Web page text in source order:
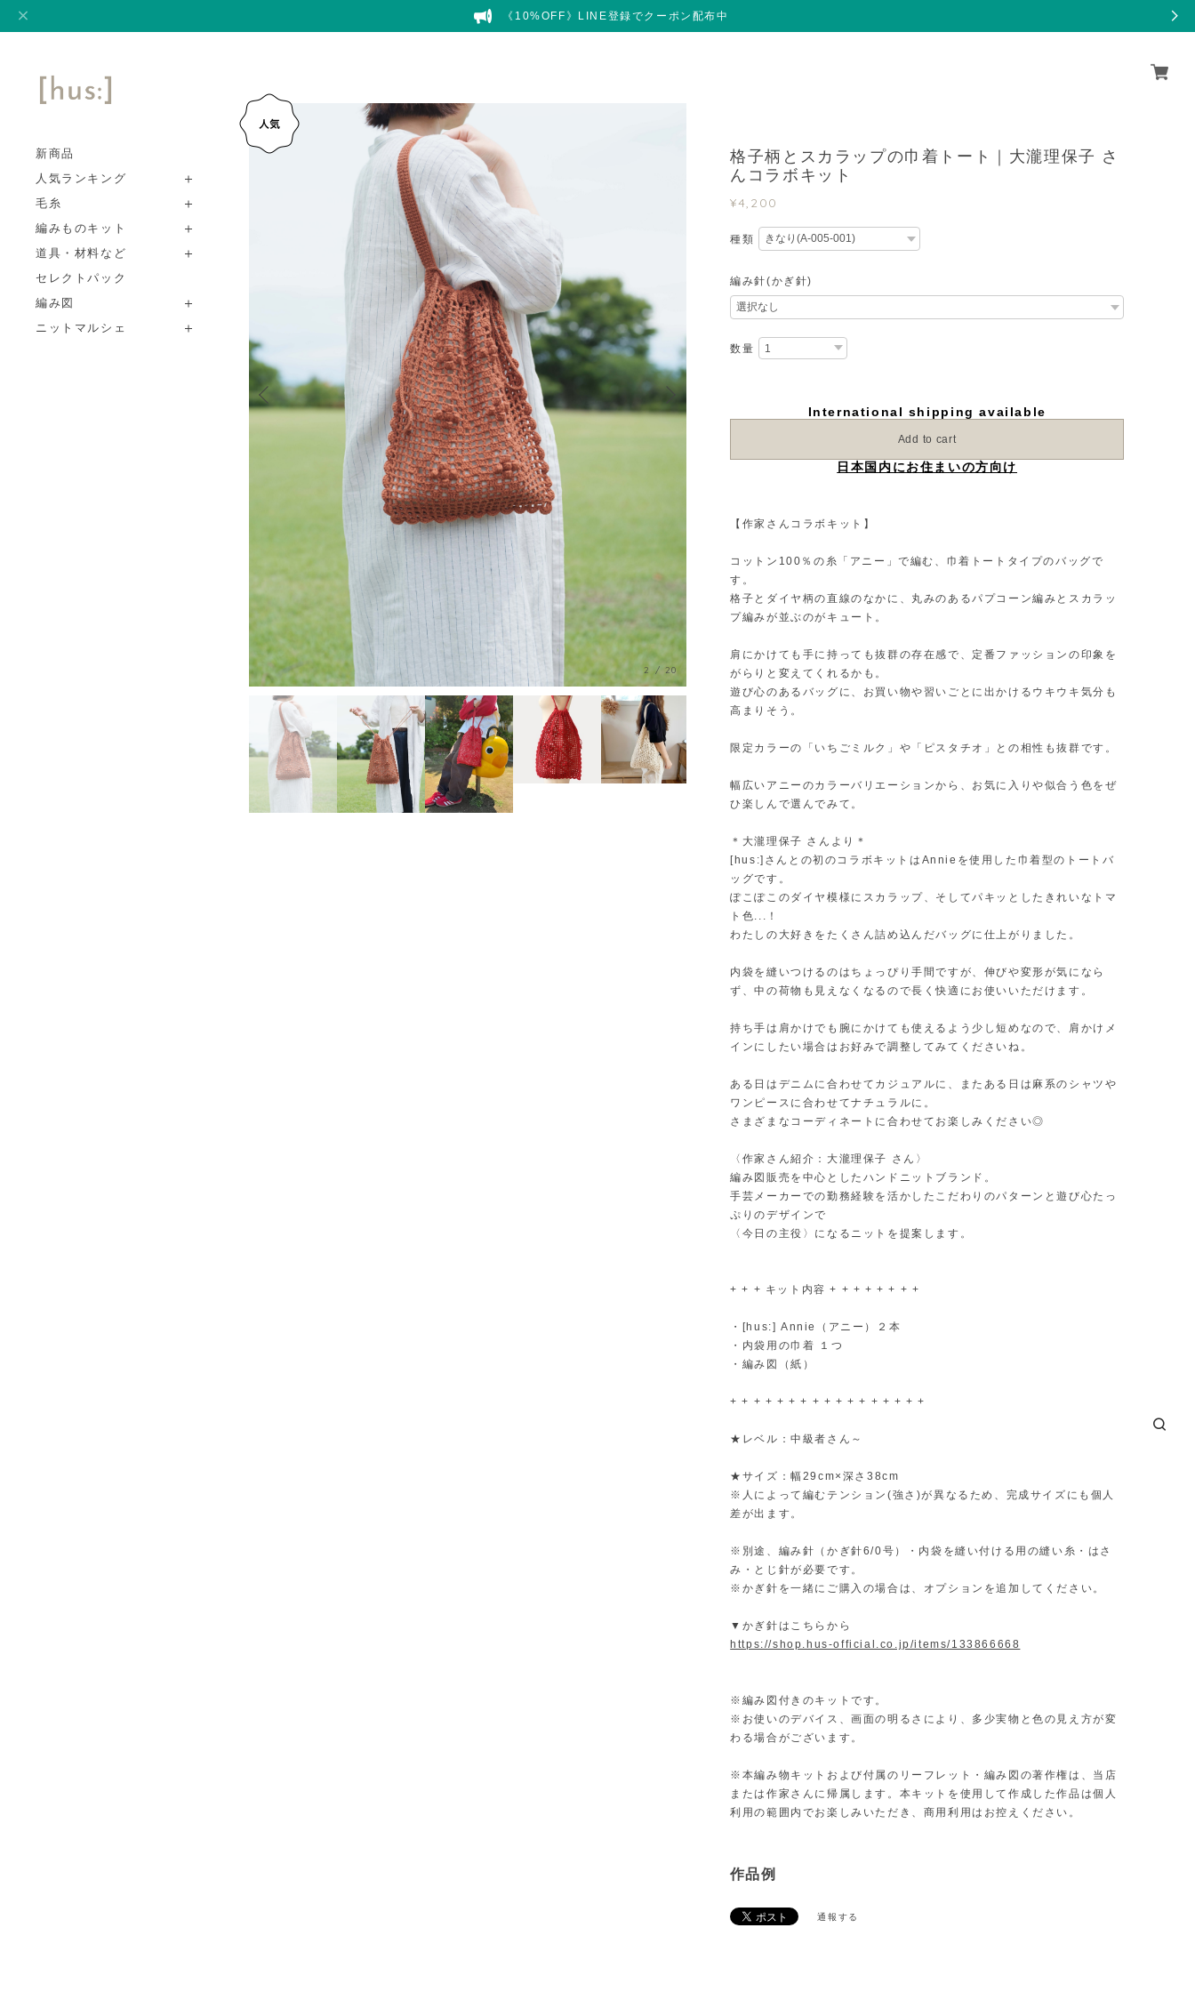
《10%OFF》LINE登録でクーポン配布中
新商品
人気ランキング
毛糸
編みものキット
道具・材料など
セレクトパック
編み図
ニットマルシェ
3/ 20
格子柄とスカラップの巾着トート｜大瀧理保子 さ
んコラボキット
¥4,200
種類
編み針(かぎ針)
数量
International shipping available
Add to cart
日本国内にお住まいの方向け
【作家さんコラボキット】
コットン100％の糸「アニー」で編む、巾着トートタイプのバッグで
す。
格子とダイヤ柄の直線のなかに、丸みのあるパプコーン編みとスカラッ
プ編みが並ぶのがキュート。
肩にかけても手に持っても抜群の存在感で、定番ファッションの印象を
がらりと変えてくれるかも。
遊び心のあるバッグに、お買い物や習いごとに出かけるウキウキ気分も
高まりそう。
限定カラーの「いちごミルク」や「ピスタチオ」との相性も抜群です。
幅広いアニーのカラーバリエーションから、お気に入りや似合う色をぜ
ひ楽しんで選んでみて。
＊大瀧理保子 さんより＊
[hus:]さんとの初のコラボキットはAnnieを使用した巾着型のトートバ
ッグです。
ぽこぽこのダイヤ模様にスカラップ、そしてパキッとしたきれいなトマ
ト色...！
わたしの大好きをたくさん詰め込んだバッグに仕上がりました。
内袋を縫いつけるのはちょっぴり手間ですが、伸びや変形が気になら
ず、中の荷物も見えなくなるので長く快適にお使いいただけます。
持ち手は肩かけでも腕にかけても使えるよう少し短めなので、肩かけメ
インにしたい場合はお好みで調整してみてくださいね。
ある日はデニムに合わせてカジュアルに、またある日は麻系のシャツや
ワンピースに合わせてナチュラルに。
さまざまなコーディネートに合わせてお楽しみください◎
〈作家さん紹介：大瀧理保子 さん〉
編み図販売を中心としたハンドニットブランド。
手芸メーカーでの勤務経験を活かしたこだわりのパターンと遊び心たっ
ぷりのデザインで
〈今日の主役〉になるニットを提案します。
+ + + キット内容 + + + + + + + +
・[hus:] Annie（アニー）２本
・内袋用の巾着 １つ
・編み図（紙）
+ + + + + + + + + + + + + + + + +
★レベル：中級者さん～
★サイズ：幅29cm×深さ38cm
※人によって編むテンション(強さ)が異なるため、完成サイズにも個人
差が出ます。
※別途、編み針（かぎ針6/0号）・内袋を縫い付ける用の縫い糸・はさ
み・とじ針が必要です。
※かぎ針を一緒にご購入の場合は、オプションを追加してください。
▼かぎ針はこちらから
https://shop.hus-official.co.jp/items/133866668
※編み図付きのキットです。
※お使いのデバイス、画面の明るさにより、多少実物と色の見え方が変
わる場合がございます。
※本編み物キットおよび付属のリーフレット・編み図の著作権は、当店
または作家さんに帰属します。本キットを使用して作成した作品は個人
利用の範囲内でお楽しみいただき、商用利用はお控えください。
作品例
通報する